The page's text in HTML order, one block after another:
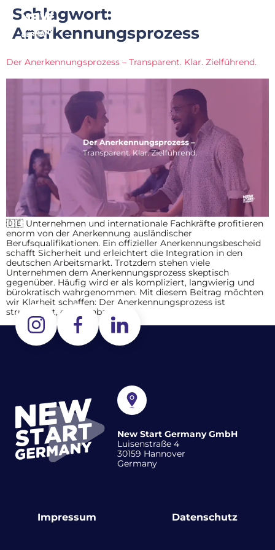
Schlagwort:
Anerkennungsprozess
Der Anerkennungsprozess – Transparent. Klar. Zielführend.
🇩🇪 Unternehmen und internationale Fachkräfte profitieren
enorm von der Anerkennung ausländischer
Berufsqualifikationen. Ein offizieller Anerkennungsbescheid
schafft Sicherheit und erleichtert die Integration in den
deutschen Arbeitsmarkt. Trotzdem stehen viele
Unternehmen dem Anerkennungsprozess skeptisch
gegenüber. Häufig wird er als kompliziert, langwierig und
bürokratisch wahrgenommen. Mit diesem Beitrag möchten
wir Klarheit schaffen: Der Anerkennungsprozess ist
strukturiert, gut planbar […]
New Start Germany GmbH
Luisenstraße 4
30159 Hannover
Germany
Impressum Datenschutz